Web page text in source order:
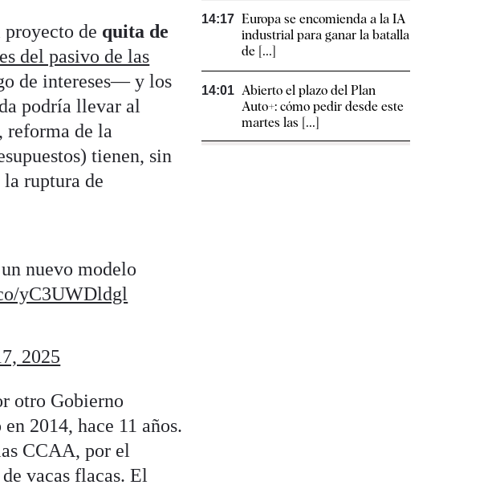
proyecto de quita de
del pasivo de las
de intereses— y los
podría llevar al
reforma de la
tienen, sin
la ruptura de
nuevo modelo
yC3UWDldgl
2025
otro Gobierno
2014, hace 11 años.
CCAA, por el
vacas flacas. El
14:17 Europa se encomienda a la IA
industrial para ganar la batalla
de [...]
14:01 Abierto el plazo del Plan
Auto+: cómo pedir desde este
martes las [...]